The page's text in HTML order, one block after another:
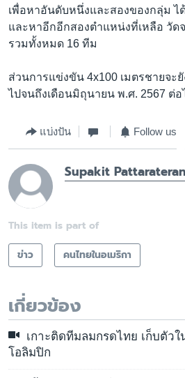
เพื่อหาอันดับหนึ่งและสองของกลุ่ม ไ
และหาอีกอีกสองตำแหน่งที่เหลือ วัด
รวมทั้งหมด 16 ทีม
ส่วนการแข่งขัน 4x100 เมตรชายจะ
ไปจนถึงเดือนมิถุนายน พ.ศ. 2567 ต่อ
แบ่งปัน Follow us
Supakit
This item is part of
ข่าว
คนไทยในอเมริกา
เกี่ยวข้อง
เกาะติดทีมลมกรดไทย เก็บตัว
โอลิมปิก